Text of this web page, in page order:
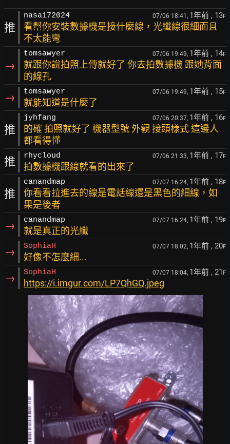
推
nasa172024 07/06 18:41, 1年前 , 13F
看幫你安裝數據機是接什麼線，光纖線很細而且
不太能彎
→
tomsawyer 07/06 19:49, 1年前 , 14F
就跟你說拍照上傳就好了 你去拍數據機 跟她背面
的線孔
→ tomsawyer 07/06 19:49, 1年前 , 15F
就能知道是什麼了
推
jyhfang 07/06 20:37, 1年前 , 16F
的確 拍照就好了 機器型號 外觀 接頭樣式 這邊人
都看得懂
推 rhycloud 07/06 21:33, 1年前 , 17F
拍數據機跟線就看的出來了
推
canandmap 07/07 16:24, 1年前 , 18F
你看看拉進去的線是電話線還是黑色的細線，如
果是後者
→ canandmap 07/07 16:24, 1年前 , 19F
就是真正的光纖
→ SophiaH 07/07 18:02, 1年前 , 20F
好像不怎麼細...
→ SophiaH 07/07 18:04, 1年前 , 21 F
https://i.imgur.com/LP7QhGQ.jpeg